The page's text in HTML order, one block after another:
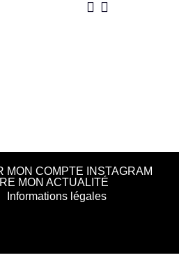
MON COMPTE INSTAGRAM
MON ACTUALITÉ
Informations légales